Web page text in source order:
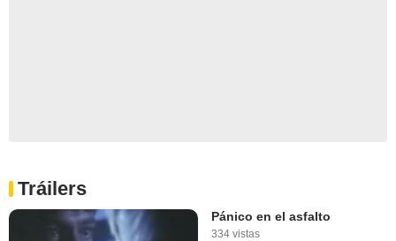
Tráilers
Pánico en el asfalto
334 vistas